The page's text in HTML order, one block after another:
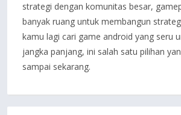
strategi dengan komunitas besar,
banyak ruang untuk membangun
kamu lagi cari game android yang seru
jangka panjang, ini salah satu pilihan
sampai sekarang.